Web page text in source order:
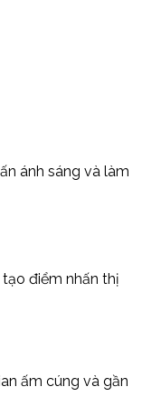
ánh sáng và làm
điểm nhấn thị
ấm cúng và gần